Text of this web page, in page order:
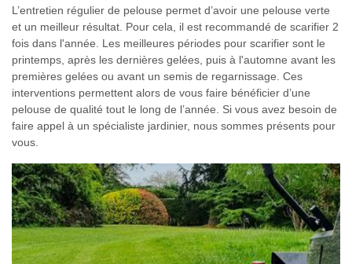
L’entretien régulier de pelouse permet d’avoir une pelouse verte
et un meilleur résultat. Pour cela, il est recommandé de scarifier 2
fois dans l'année. Les meilleures périodes pour scarifier sont le
printemps, après les dernières gelées, puis à l'automne avant les
premières gelées ou avant un semis de regarnissage. Ces
interventions permettent alors de vous faire bénéficier d’une
pelouse de qualité tout le long de l’année. Si vous avez besoin de
faire appel à un spécialiste jardinier, nous sommes présents pour
vous.